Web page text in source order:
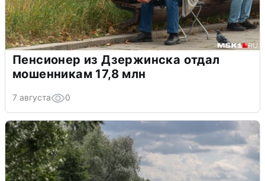
Пенсионер из Дзержинска отдал
мошенникам 17,8 млн
7 августа 0